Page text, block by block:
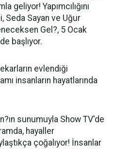
geliyor! Yapımcılığını
Seda Sayan ve Uğur
Gel?, 5 Ocak
başlıyor.
evlendiği
insanların hayatlarında
sunumuyla Show TV'de
hayaller
çoğalıyor! İnsanlar